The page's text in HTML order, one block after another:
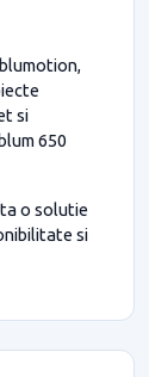
si
650
o solutie
si